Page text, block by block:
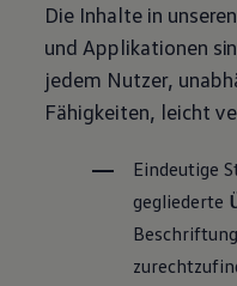
Die Inhalte in unseren
und Applikationen
jedem Nutzer,
Fähigkeiten, leicht
Eindeutige
gegliederte